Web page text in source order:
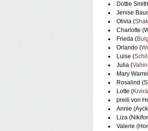
Dottie
Jenise
Olivia (
Charlotte
Frieda (
Orlando (
Luise (
Julia (
Mary
Rosalind
Lotte (
preili von
Annie
Liza
Valerie